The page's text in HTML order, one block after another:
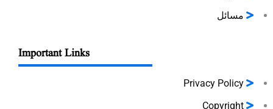
مسائل
Important Links
Privacy Policy
Copyright